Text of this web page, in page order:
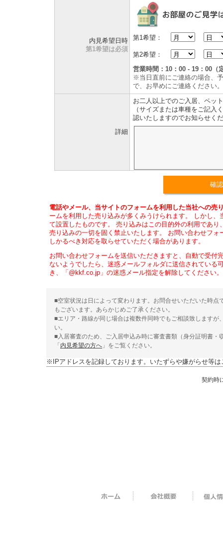
内見希望日時
第1希望は必須
第1希望：
第2希望：
営業時間：10：00 - 19：00（
※当日直前にご連絡の場合、
で、お早めにご連絡ください。
詳細
お二人以上でのご入居、ペッ
（サイズまたは車種をご記入
認いたしますのでお知らせく
電話やメール、当サイトのフォームを利用した当社への売
ームを利用した売り込みが多くみうけられます。 しかし
て設置したものです。 売り込みはこの目的外の利用であ
売り込みの一切を固く禁止いたします。 お問い合わせフ
しかるべき対応を取らせていただく場合があります。
お問い合わせフォームを送信いただきますと、自動で受付
ないようでしたら、迷惑メールフォルダに送信されている
き、「@kkf.co.jp」の迷惑メール指定を解除してください。
■空室状況は日によって変わります。お問合せいただいた時
もございます。あらかじめご了承ください。
■エリア・路線が同じ場合は複数件同時でもご相談致します
い。
■入居審査のため、ご入居申込み時に審査書類（身分証明書
「 内見希望の方へ 」をご覧ください。
※IPアドレスを記録しております。いたずらや嫌がらせ等は
契約時